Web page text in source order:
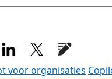
voor organisaties